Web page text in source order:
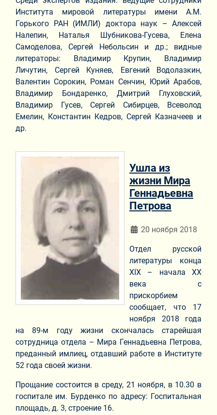
Института мировой литературы имени А.М.
Горького РАН (ИМЛИ) доктора наук – Алексей
Налепин, Наталья Шубникова-Гусева, Елена
Самоделова, Сергей Небольсин и др.; видные
литераторы: Владимир Крупин, Владимир
Личутин, Сергей Куняев, Евгений Водолазкин,
Валентин Сорокин, Роман Сенчин, Юрий Арабов,
Владимир Бондаренко, Дмитрий Глуховский,
Владимир Гусев, Сергей Сибирцев, Всеволод
Емелин, Константин Кедров, Сергей Казначеев и
др.
Ушла из
жизни Мира
Геннадьевна
Петрова
Информация о
20 ноября 2018
Отдел русской
литературы конца
XIX – начала XX
века с
прискорбием
сообщает, что 17
ноября 2018 года
на 89-м году жизни скончалась старейшая
сотрудница отдела – Мира Геннадьевна Петрова,
преданный имлиец, отдавший работе в Институте
52 года своей жизни.
Прощание состоится в среду, 21 ноября, в 10.30 в
госпитале им. Бурденко по адресу: Госпитальная
площадь, д. 3, строение 16.